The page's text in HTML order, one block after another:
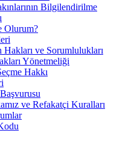
Bilgilendirilme
Olurum?
Hakları ve Sorumlulukları
Yönetmeliği
Hakkı
ve Refakatçi Kuralları